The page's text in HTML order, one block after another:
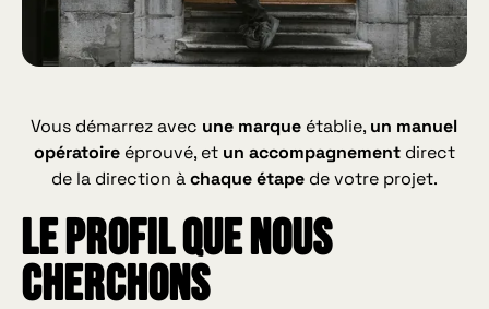
Vous démarrez avec une marque établie, un manuel
opératoireéprouvé, et un accompagnementdirect
de la direction àchaque étapede votre projet.
LE profil que nous
cherchons